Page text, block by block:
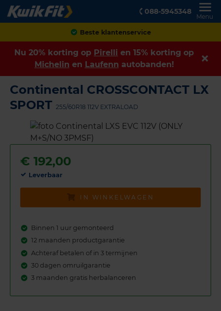
088-5945348
Menu
Achteraf betalen
Nu 20% korting op Pirelli en 15% korting op
Michelin en Laufenn autobanden!
Continental CROSSCONTACT LX
SPORT 255/60R18 112V EXTRALOAD
€ 192,00
Leverbaar
IN WINKELWAGEN
Binnen 1 uur gemonteerd
12 maanden productgarantie
Achteraf betalen of in 3 termijnen
30 dagen omruilgarantie
3 maanden gratis herbalanceren